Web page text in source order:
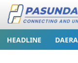
HEADLINE